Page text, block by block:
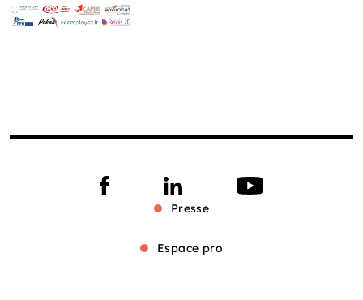
Presse
Espace pro